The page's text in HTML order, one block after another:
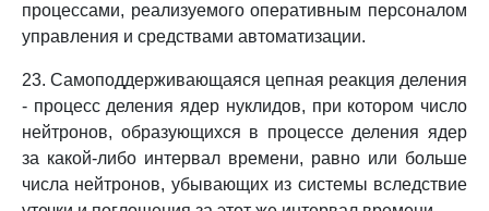
процессами, реализуемого оперативным персоналом
управления и средствами автоматизации.
23. Самоподдерживающаяся цепная реакция деления
- процесс деления ядер нуклидов, при котором число
нейтронов, образующихся в процессе деления ядер
за какой-либо интервал времени, равно или больше
числа нейтронов, убывающих из системы вследствие